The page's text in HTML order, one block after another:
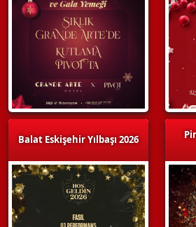
Balat Eskişehir Yılbaşı 2026